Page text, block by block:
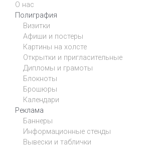
О нас
Полиграфия
Визитки
Афиши и постеры
Картины на холсте
Открытки и пригласительные
Дипломы и грамоты
Блокноты
Брошюры
Календари
Реклама
Баннеры
Информационные стенды
Вывески и таблички